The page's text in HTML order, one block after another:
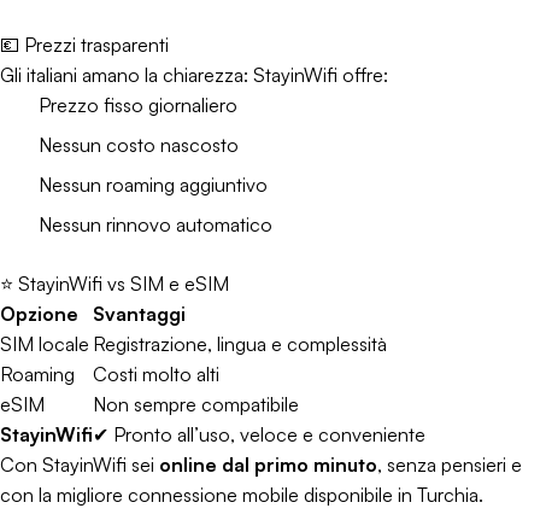
💶 Prezzi trasparenti
Gli italiani amano la chiarezza: StayinWifi offre:
Prezzo fisso giornaliero
Nessun costo nascosto
Nessun roaming aggiuntivo
Nessun rinnovo automatico
⭐ StayinWifi vs SIM e eSIM
Opzione
Svantaggi
SIM locale Registrazione, lingua e complessità
Roaming
Costi molto alti
eSIM
Non sempre compatibile
StayinWifi✔ Pronto all’uso, veloce e conveniente
Con StayinWifi sei online dal primo minuto, senza pensieri e
con la migliore connessione mobile disponibile in Turchia.